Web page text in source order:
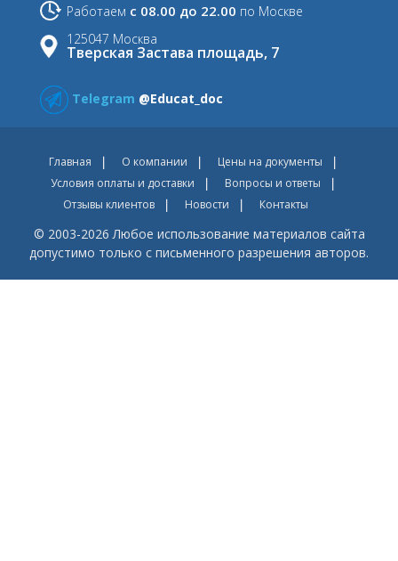
Работаем с 08.00 до 22.00 по Москве
125047 Москва
Тверская Застава площадь, 7
Telegram @Educat_doc
Главная О компании
Цены на документы
Условия оплаты и доставки
Вопросы и ответы
Отзывы клиентов
Новости Контакты
© 2003-2026 Любое использование материалов сайта
допустимо только с письменного разрешения авторов.